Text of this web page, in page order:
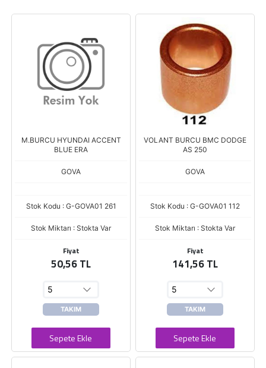
M.BURCU HYUNDAI ACCENT
BLUE ERA
GOVA
Stok Kodu : G-GOVA01 261
Stok Miktarı : Stokta Var
Fiyat
50,56 TL
TAKIM
Sepete Ekle
VOLANT BURCU BMC DODGE
AS 250
GOVA
Stok Kodu : G-GOVA01 112
Stok Miktarı : Stokta Var
Fiyat
141,56 TL
TAKIM
Sepete Ekle